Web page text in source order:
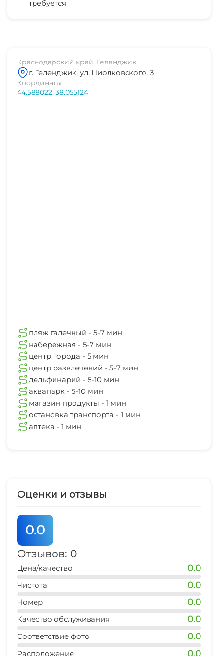
дельфинарий
магазин продукты
1 мин
остановка транспорта
СВЧ
требуется
Краснодарский край, Геленджик
г. Геленджик, ул. Циолковского, 3
Координаты
44.588022, 38.055124
пляж галечный - 5-7 мин
набережная - 5-7 мин
центр города - 5 мин
центр развлечений - 5-7 мин
дельфинарий - 5-10 мин
аквапарк - 5-10 мин
магазин продукты - 1 мин
остановка транспорта - 1 мин
аптека - 1 мин
Оценки и отзывы
0.0
Отзывов: 0
Цена/качество 0.0
Чистота 0.0
Номер 0.0
Качество обслуживания 0.0
Соответствие фото 0.0
Расположение 0.0